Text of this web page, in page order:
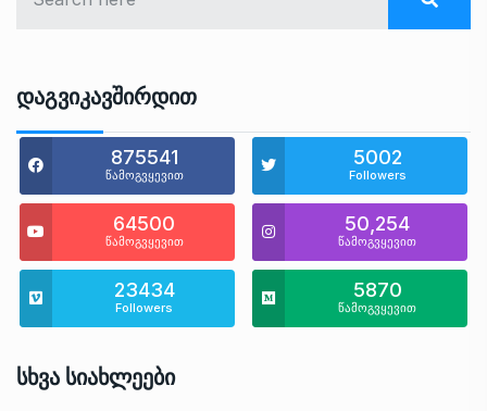
Დაგვიკავშირდით
875541
წამოგვყევით
5002
Followers
64500
წამოგვყევით
50,254
წამოგვყევით
23434
Followers
5870
წამოგვყევით
Სხვა Სიახლეები